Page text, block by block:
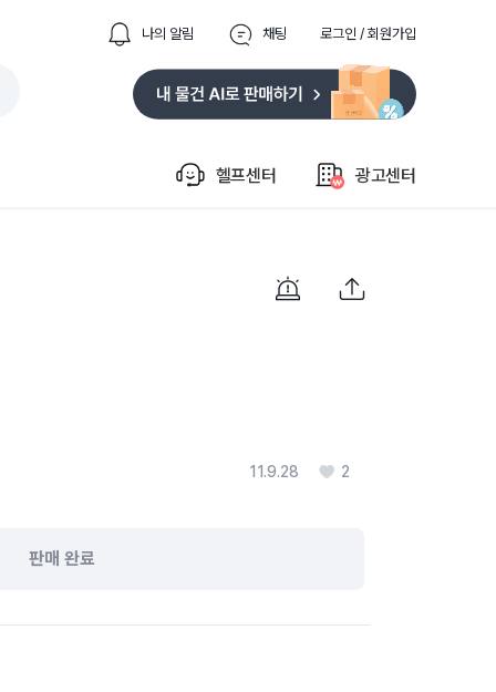
나의 알림 채팅 로그인 / 회원가입
헬프센터 광고센터
11.9.28 2
판매 완료